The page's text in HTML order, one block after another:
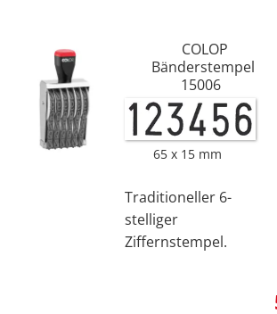
COLOP
Bänderstempel
15006
65 x 15 mm
Traditioneller 6-
stelliger
Ziffernstempel.